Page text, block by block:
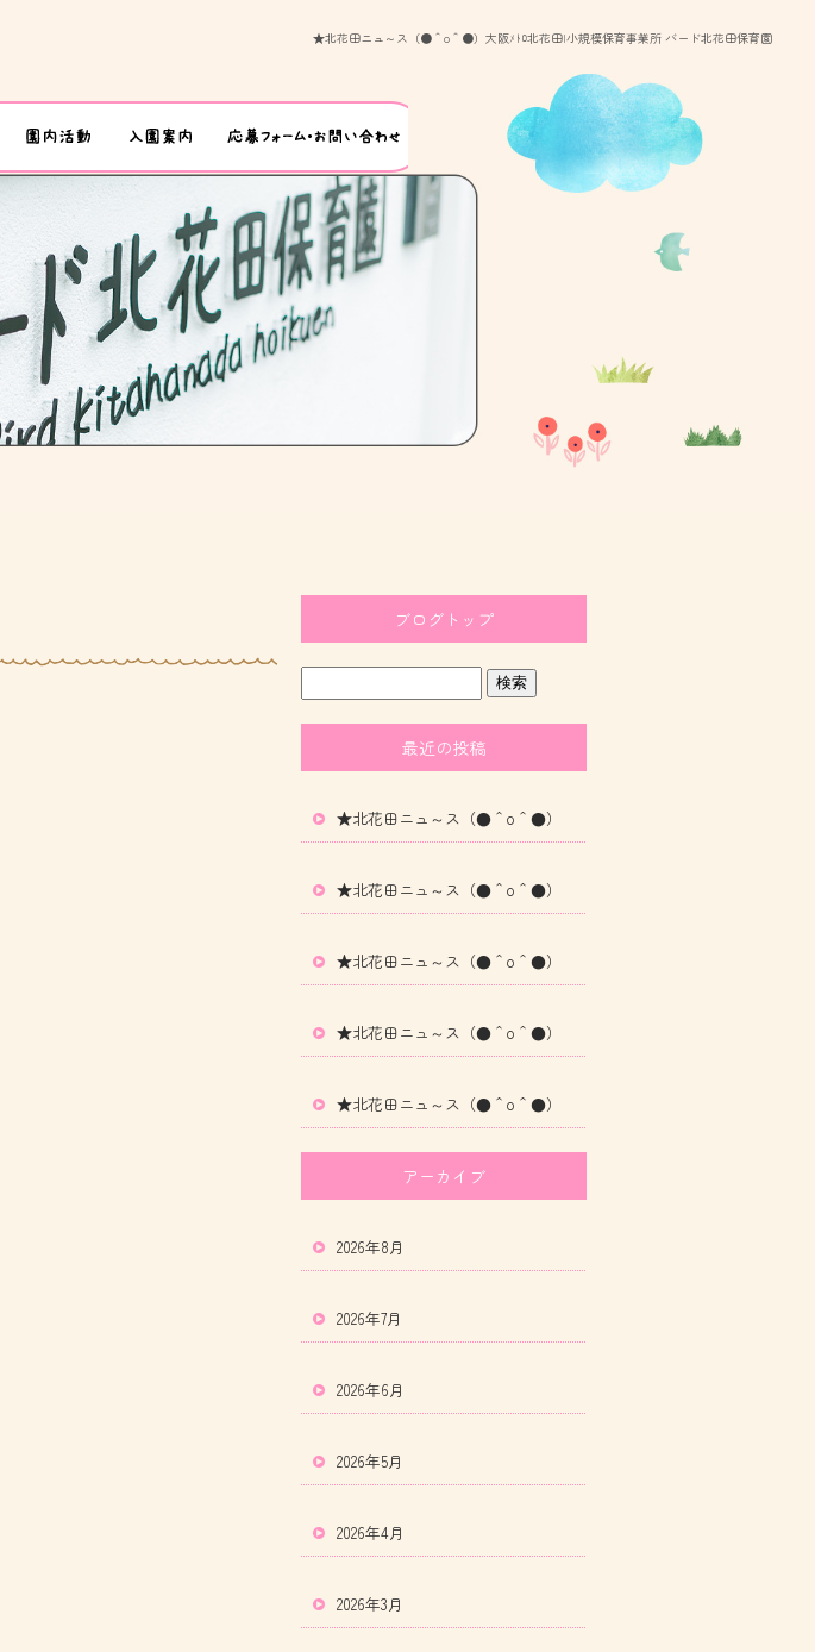
★北花田ニュ～ス（●＾o＾●）大阪ﾒﾄﾛ北花田|小規模保育事業所 バード北花田保育園
ブログトップ
最近の投稿
★北花田ニュ～ス（●＾o＾●）
★北花田ニュ～ス（●＾o＾●）
★北花田ニュ～ス（●＾o＾●）
★北花田ニュ～ス（●＾o＾●）
★北花田ニュ～ス（●＾o＾●）
アーカイブ
2026年8月
2026年7月
2026年6月
2026年5月
2026年4月
2026年3月